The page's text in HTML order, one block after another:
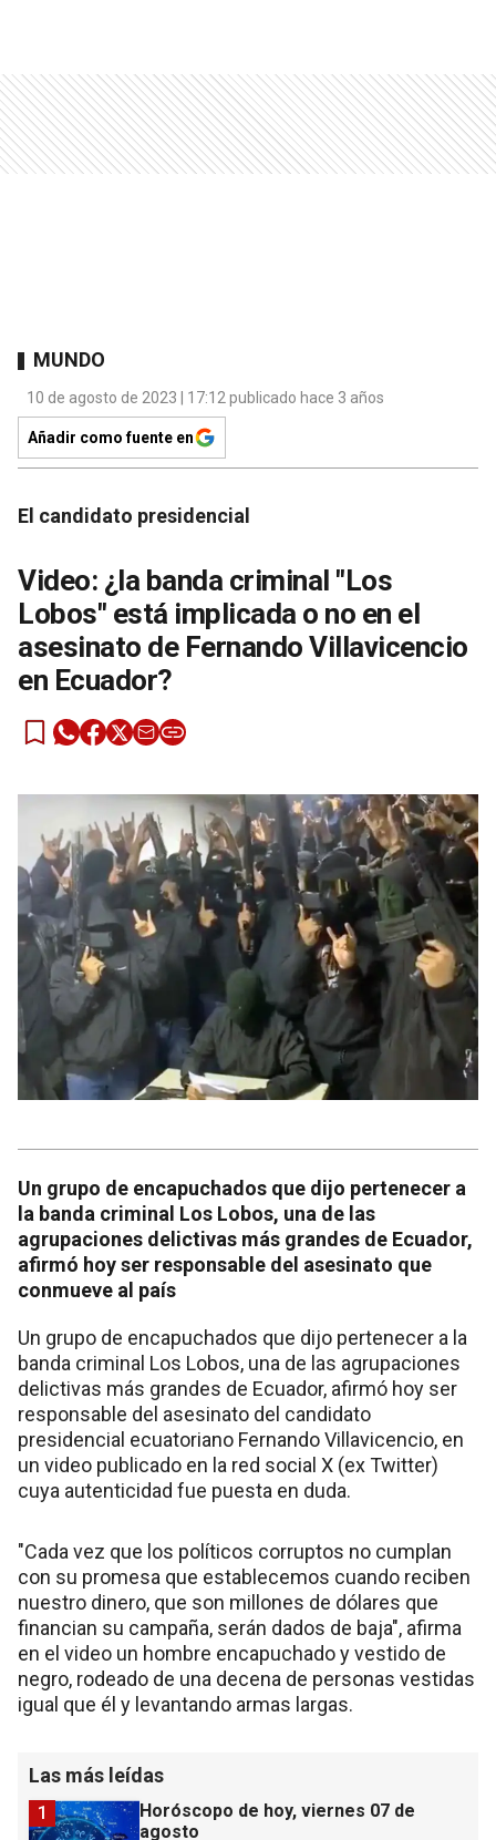
MUNDO
10 de agosto de 2023 | 17:12 publicado hace 3 años
Añadir como fuente en
El candidato presidencial
Video: ¿la banda criminal "Los
Lobos" está implicada o no en el
asesinato de Fernando Villavicencio
en Ecuador?
Un grupo de encapuchados que dijo pertenecer a
la banda criminal Los Lobos, una de las
agrupaciones delictivas más grandes de Ecuador,
afirmó hoy ser responsable del asesinato que
conmueve al país
Un grupo de encapuchados que dijo pertenecer a la
banda criminal Los Lobos, una de las agrupaciones
delictivas más grandes de Ecuador, afirmó hoy ser
responsable del asesinato del candidato
presidencial ecuatoriano Fernando Villavicencio, en
un video publicado en la red social X (ex Twitter)
cuya autenticidad fue puesta en duda.
"Cada vez que los políticos corruptos no cumplan
con su promesa que establecemos cuando reciben
nuestro dinero, que son millones de dólares que
financian su campaña, serán dados de baja", afirma
en el video un hombre encapuchado y vestido de
negro, rodeado de una decena de personas vestidas
igual que él y levantando armas largas.
Las más leídas
Horóscopo de hoy, viernes 07 de
agosto
1